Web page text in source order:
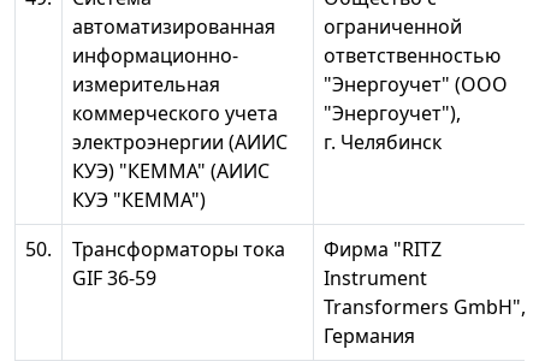
автоматизированная
информационно-
измерительная
коммерческого учета
электроэнергии (АИИС
КУЭ) "КЕММА" (АИИС
КУЭ "КЕММА")
ограниченной
ответственностью
"Энергоучет" (ООО
"Энергоучет"),
г. Челябинск
50.
Трансформаторы тока
GIF 36-59
Фирма "RITZ
Instrument
Transformers GmbH",
Германия